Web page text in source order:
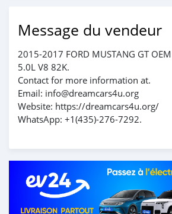
Message du vendeur
2015-2017 FORD MUSTANG GT
5.0L V8 82K.
Contact for more information at.
Email: info@dreamcars4u.org
Website: https://dreamcars4u.org/
WhatsApp: +1(435)-276-7292.